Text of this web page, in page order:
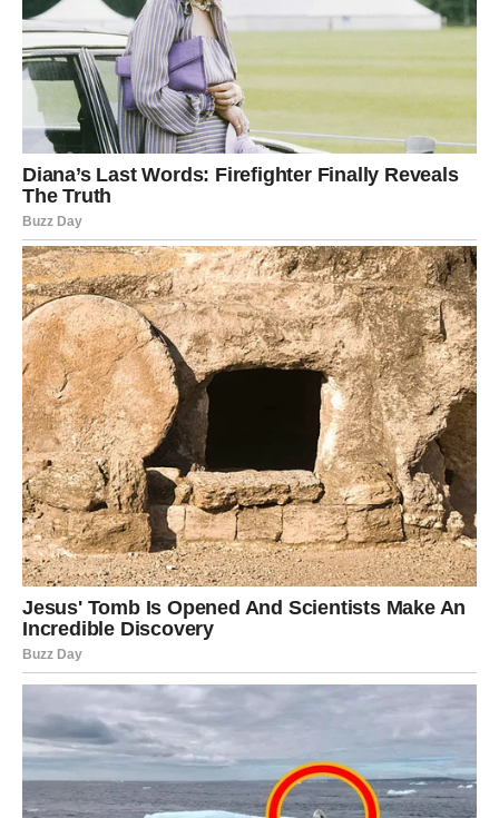
duboko osećaju – samo to ne pokazuju.
I upravo zbog toga, njihova bivša ljubav nikada nije uspela
da ih „pročita do kraja“.
Ta osoba sada živi sa ogromnim pitanjem:
„Da li je Jarac ikada stvarno prestao da voli?“
I dok Jarac ide dalje, fokusira se na sebe, na posao, na
stabilnost – druga strana tone u emocije koje nije
očekivala.
Bivša ljubav Jarca:
oseća prazninu
shvata koliko je Jarac bio oslonac
želi povratak, ali ne zna kako
Ona vidi Jarca kao osobu koja ne oprašta lako. I upravo to
je blokira.
Postoji strah:
da će biti odbijena
da je zauvek izgubila šansu
da Jarac više nema emocije